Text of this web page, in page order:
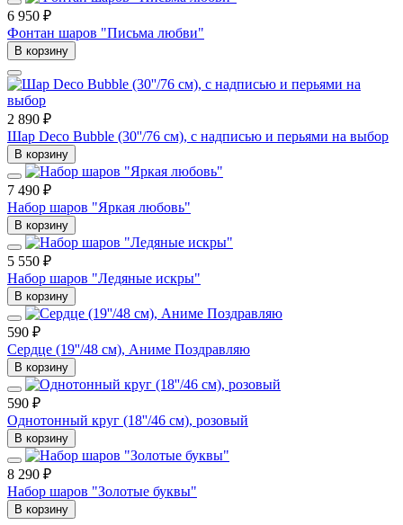
6 950 ₽
Фонтан шаров "Письма любви"
В корзину
2 890 ₽
Шар Deco Bubble (30''/76 см), с надписью и перьями на выбор
В корзину
7 490 ₽
Набор шаров "Яркая любовь"
В корзину
5 550 ₽
Набор шаров "Ледяные искры"
В корзину
590 ₽
Сердце (19''/48 см), Аниме Поздравляю
В корзину
590 ₽
Однотонный круг (18''/46 см), розовый
В корзину
8 290 ₽
Набор шаров "Золотые буквы"
В корзину